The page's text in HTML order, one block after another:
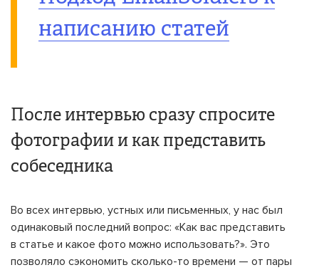
написанию статей
После интервью сразу спросите
фотографии и как представить
собеседника
Во всех интервью, устных или письменных, у нас был
одинаковый последний вопрос: «Как вас представить
в статье и какое фото можно использовать?». Это
позволяло сэкономить сколько-то времени — от пары